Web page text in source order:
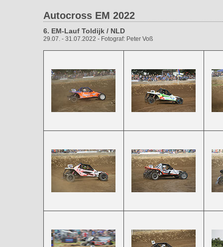
Autocross EM 2022
6. EM-Lauf Toldijk / NLD
29.07. - 31.07.2022 - Fotograf: Peter Voß